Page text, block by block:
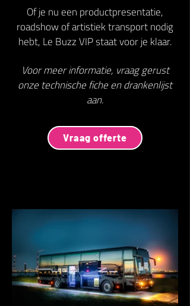
Of je nu een productpresentatie,
roadshow of artistiek transport nodig
hebt, Le Buzz VIP staat voor je klaar.
Voor meer informatie, vraag gerust
onze technische fiche en drankenlijst
aan.
Vraag offerte